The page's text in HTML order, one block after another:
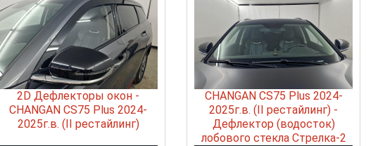
2D Дефлекторы окон -
CHANGAN CS75 Plus 2024-
2025г.в. (II рестайлинг)
CHANGAN CS75 Plus 2024-
2025г.в. (II рестайлинг) -
Дефлектор (водосток)
лобового стекла Стрелка-2